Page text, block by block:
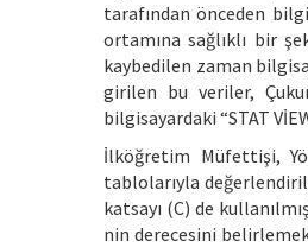
tarafından önceden
ortamına sağlıklı bir
kaybedilen zaman
girilen bu veriler,
bilgisayardaki “STAT
İlköğretim Müfettişi,
tablolarıyla
katsayı (C) de
nin derecesini